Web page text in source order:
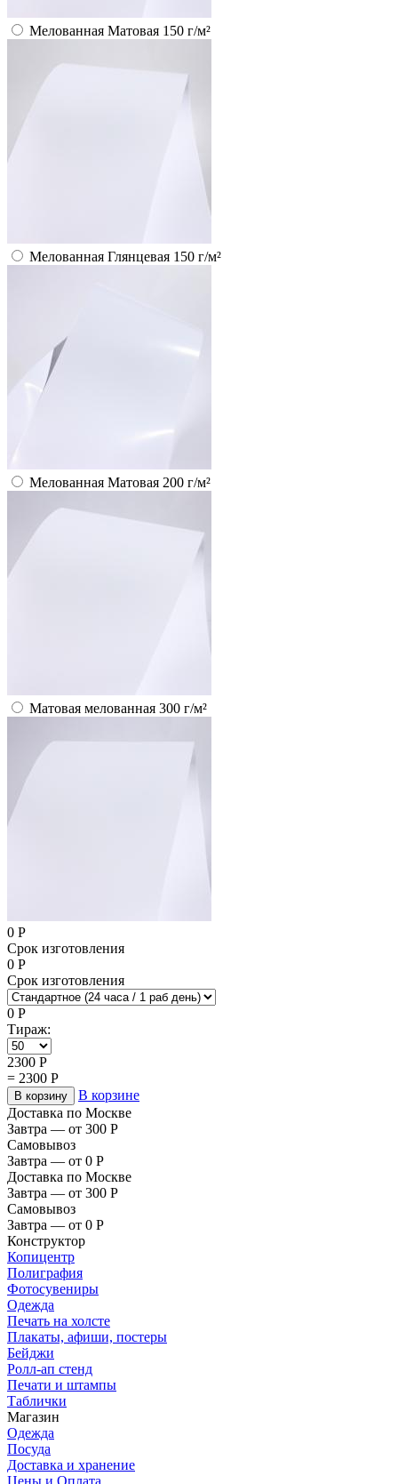
Мелованная Матовая 150 г/м²
Мелованная Глянцевая 150 г/м²
Мелованная Матовая 200 г/м²
Матовая мелованная 300 г/м²
0 Р
Срок изготовления
0 Р
Срок изготовления
0 Р
Тираж:
2300 Р
= 2300 Р
В корзину
В корзине
Доставка по Москве
Завтра — от 300 Р
Самовывоз
Завтра — от 0 Р
Доставка по Москве
Завтра — от 300 Р
Самовывоз
Завтра — от 0 Р
Конструктор
Копицентр
Полиграфия
Фотосувениры
Одежда
Печать на холсте
Плакаты, афиши, постеры
Бейджи
Ролл-ап стенд
Печати и штампы
Таблички
Магазин
Одежда
Посуда
Доставка и хранение
Цены и Оплата